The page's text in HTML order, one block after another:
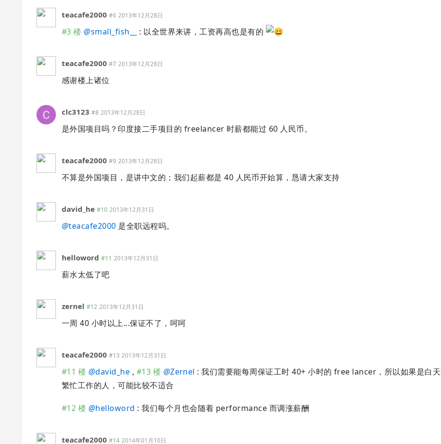
teacafe2000 #6 2013年12月28日
#3 楼 @small_fish__ : 以全世界来讲，工资再高也是有的
teacafe2000 #7 2013年12月28日
感谢楼上诸位
clc3123 #8 2013年12月28日
是外国项目吗？印度接二手项目的 freelancer 时薪都能过 60 人民币。
teacafe2000 #9 2013年12月28日
不算是外国项目，是讲中文的；我们起薪都是 40 人民币开始算，恳请大家支持
david_he #10 2013年12月31日
@teacafe2000 是全职远程吗。
helloword #11 2013年12月31日
薪水太低了吧
zernel #12 2013年12月31日
一周 40 小时以上...保证不了，呵呵
teacafe2000 #13 2013年12月31日
#11 楼 @david_he , #13 楼 @Zernel : 我们需要能每周保证工时 40+ 小时的 free lancer，所以如果是白
繁忙工作的人，可能比较不适合
#12 楼 @helloword : 我们每个月也会随着 performance 而调涨薪酬
teacafe2000 #14 2014年01月10日